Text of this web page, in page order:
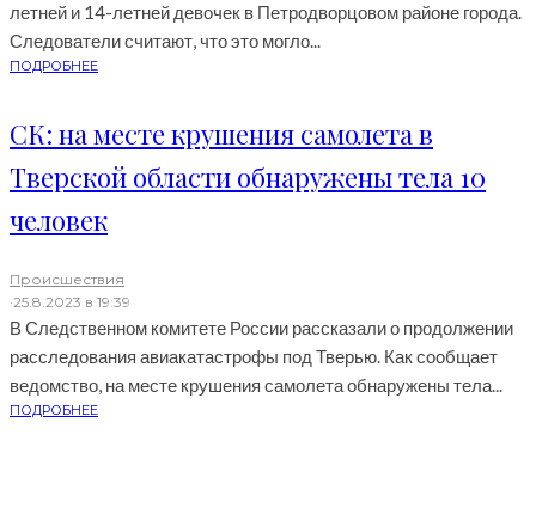
летней и 14-летней девочек в Петродворцовом районе города.
Следователи считают, что это могло...
ПОДРОБНЕЕ
СК: на месте крушения самолета в
Тверской области обнаружены тела 10
человек
Происшествия
·25.8.2023 в 19:39
В Следственном комитете России рассказали о продолжении
расследования авиакатастрофы под Тверью. Как сообщает
ведомство, на месте крушения самолета обнаружены тела...
ПОДРОБНЕЕ